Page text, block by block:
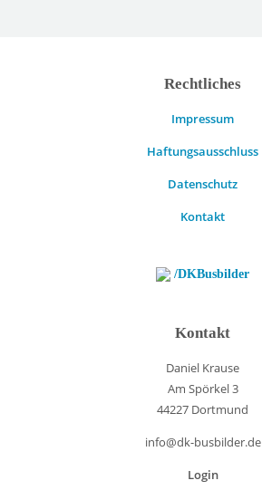
Rechtliches
Impressum
Haftungsausschluss
Datenschutz
Kontakt
/DKBusbilder
Kontakt
Daniel Krause
Am Spörkel 3
44227 Dortmund
info@dk-busbilder.de
Login